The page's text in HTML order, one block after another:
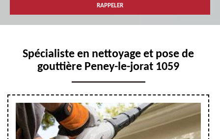
Spécialiste en nettoyage et pose de
gouttière Peney-le-jorat 1059